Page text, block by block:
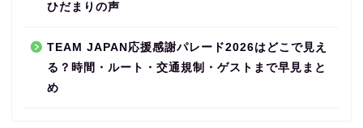
ひだまりの声
TEAM JAPAN応援感謝パレード2026はどこで見え
る？時間・ルート・交通規制・ゲストまで早見まと
め